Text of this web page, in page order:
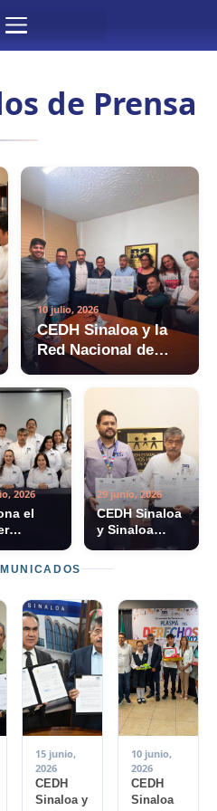
Menú
de Prensa
10 julio, 2026
CEDH Sinaloa y la
Red Nacional de
Abogadas
Defensoras de
Mujeres A.C. firman
convenio
2026
el
y
2026
29 junio, 2026
CEDH Sinaloa
y Sinaloa
Incluyente
un convenio
15 junio,
2026
CEDH
Sinaloa y
10 junio,
2026
CEDH
Sinaloa